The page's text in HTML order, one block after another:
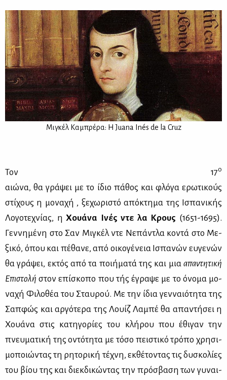
Μι­γκέλ Κα­μπρέ­ρα: H Juana Inés de la Cruz
Τον 17ο
αιώ­να, θα γρά­ψει με το ίδιο πά­θος και φλό­γα ερω­τι­κούς
στί­χους η μο­να­χή , ξε­χω­ρι­στό από­κτη­μα της Ισπα­νι­κής
Λο­γο­τε­χνί­ας, ηΧουά­να Ινές ντε λα Κρους (1651-1695).
Γεν­νη­μέ­νη στο Σαν Μι­γκέλ ντε Νε­πά­ντλα κο­ντά στο Με­
ξι­κό, όπου και πέ­θα­νε, από οι­κο­γέ­νεια Ισπα­νών ευ­γε­νών
θα γρά­ψει, εκτός από τα ποι­ή­μα­τά της και μια απα­ντη­τι­κή
Επι­στο­λή στον επί­σκο­πο που τής έγρα­ψε με το όνο­μα μο­
να­χή Φι­λο­θέα του Σταυ­ρού. Με την ίδια γεν­ναιό­τη­τα της
Σαπ­φώς και αρ­γό­τε­ρα της Λουίζ Λα­μπέ θα απα­ντή­σει η
Χουά­να στις κα­τη­γο­ρί­ες του κλή­ρου που έθι­γαν την
πνευ­μα­τι­κή της οντό­τη­τα με τό­σο πει­στι­κό τρό­πο χρη­σι­
μο­ποιώ­ντας τη ρη­το­ρι­κή τέ­χνη, εκ­θέ­το­ντας τις δυ­σκο­λί­ες
του βί­ου της και διεκ­δι­κώ­ντας την πρό­σβα­ση των γυ­ναι­